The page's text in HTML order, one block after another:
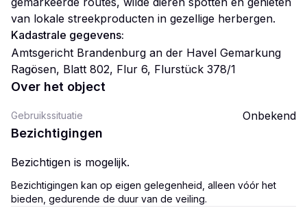
van lokale streekproducten in gezellige herbergen.
Kadastrale gegevens:
Amtsgericht Brandenburg an der Havel Gemarkung
Ragösen, Blatt 802, Flur 6, Flurstück 378/1
Over het object
Gebruikssituatie Onbekend
Bezichtigingen
Bezichtigen is mogelijk.
Bezichtigingen kan op eigen gelegenheid, alleen vóór het
bieden, gedurende de duur van de veiling.